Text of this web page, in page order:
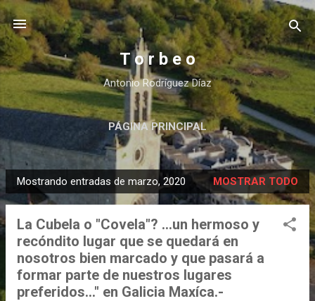
Ir al contenido principal
T o r b e o
Antonio Rodríguez Díaz
PÁGINA PRINCIPAL
E
n
Mostrando entradas de marzo, 2020 MOSTRAR TODO
La Cubela o "Covela"? ...un hermoso y
recóndito lugar que se quedará en
nosotros bien marcado y que pasará a
formar parte de nuestros lugares
preferidos..." en Galicia Maxíca.-